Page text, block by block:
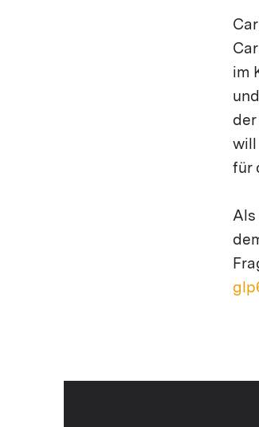
im
will
für
Als